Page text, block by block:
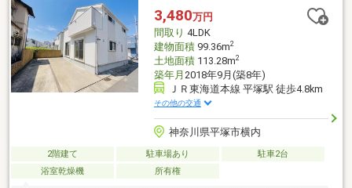
帖）付、お仕事部屋や趣味部屋としても重宝します。静と動が折
り合う、聖域とも言えるこの寒川。そこに佇む不動産には恩恵が
あるかもしれません。津田商会より
3,480万円
間取り 4LDK
建物面積99.36m2
土地面積113.28m2
築年月 2018年9月(築8年)
ＪＲ東海道本線 平塚駅 徒歩4.8km
その他の交通
神奈川県平塚市横内
2階建て 駐車場あり
駐車2台
浴室乾燥機
所有権